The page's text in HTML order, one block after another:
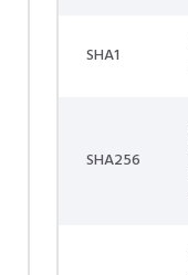
SHA1
SHA256